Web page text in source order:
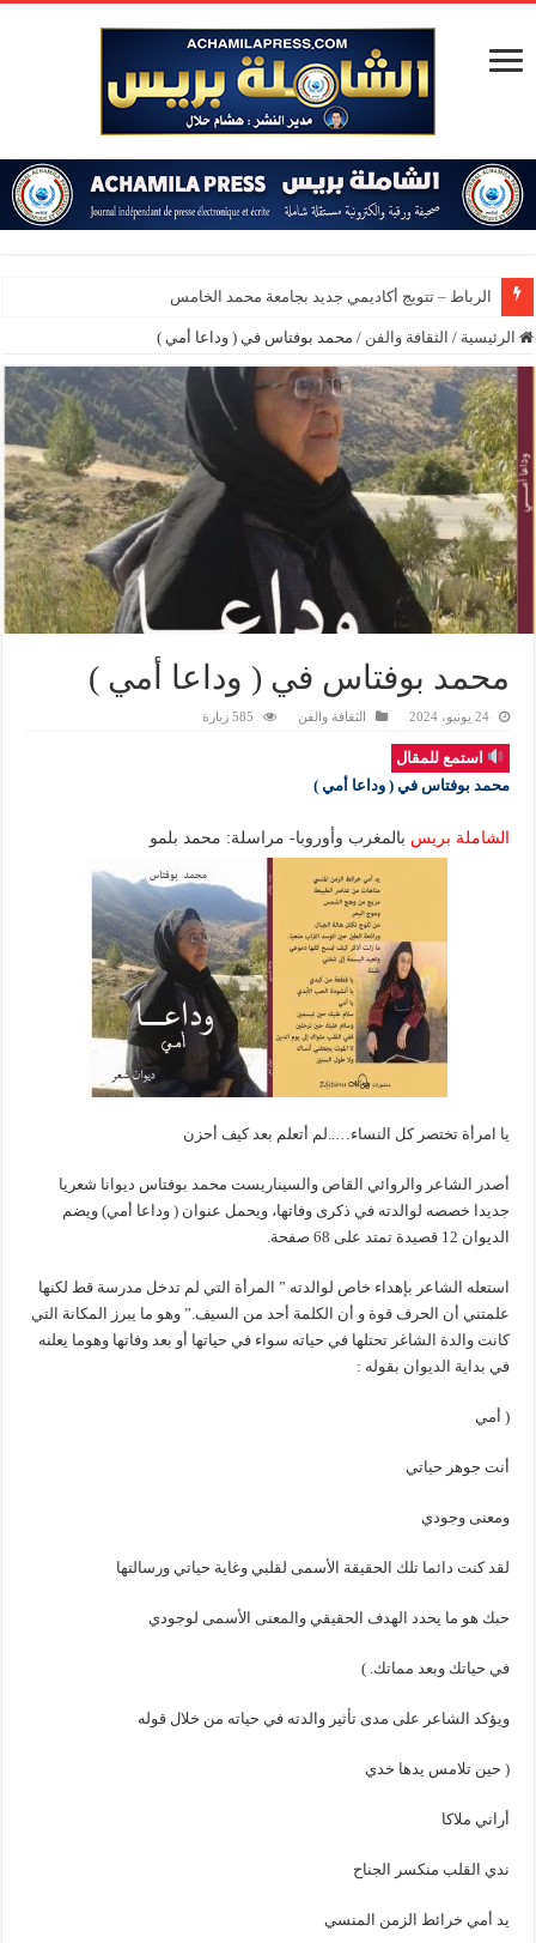
المؤسسة الدبلوماس
الرئيسية / الثقافة والفن / محمد بوفتاس في ( وداعا أمي )
محمد بوفتاس في ( وداعا أمي )
24 يونيو، 2024 الثقافة والفن 585 زيارة
استمع للمقال
محمد بوفتاس في ( وداعا أمي )
الشاملة بريس بالمغرب وأوروبا- مراسلة: محمد بلمو
يا امرأة تختصر كل النساء…..لم أتعلم بعد كيف أحزن
أصدر الشاعر والروائي القاص والسيناريست محمد بوفتاس ديوانا شعريا
جديدا خصصه لوالدته في ذكرى وفاتها، ويحمل عنوان ( وداعا أمي) ويضم
الديوان 12 قصيدة تمتد على 68 صفحة.
استعله الشاعر بإهداء خاص لوالدته ” المرأة التي لم تدخل مدرسة قط لكنها
علمتني أن الحرف قوة و أن الكلمة أحد من السيف.” وهو ما يبرز المكانة التي
كانت والدة الشاغر تحتلها في حياته سواء في حياتها أو بعد وفاتها وهوما يعلنه
في بداية الديوان بقوله :
( أمي
أنت جوهر حياتي
ومعنى وجودي
لقد كنت دائما تلك الحقيقة الأسمى لقلبي وغاية حياتي ورسالتها
حبك هو ما يحدد الهدف الحقيقي والمعنى الأسمى لوجودي
في حياتك وبعد مماتك. )
ويؤكد الشاعر على مدى تأثير والدته في حياته من خلال قوله
( حين تلامس يدها خدي
أراني ملاكا
ندي القلب منكسر الجناح
يد أمي خرائط الزمن المنسي